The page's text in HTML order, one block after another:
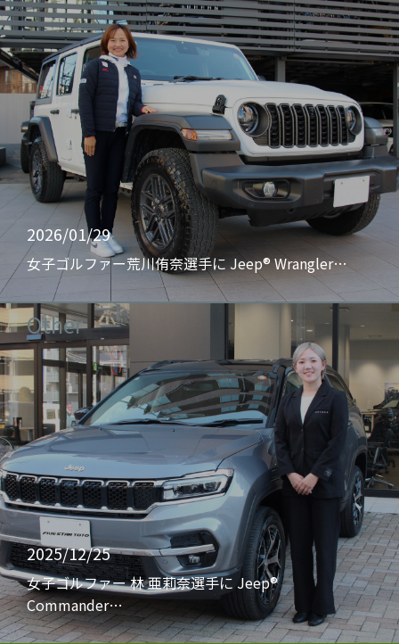
2026/01/29
女子ゴルファー荒川侑奈選手に Jeep® Wrangler…
Other
2025/12/25
女子ゴルファー 林 亜莉奈選手に Jeep®
Commander…